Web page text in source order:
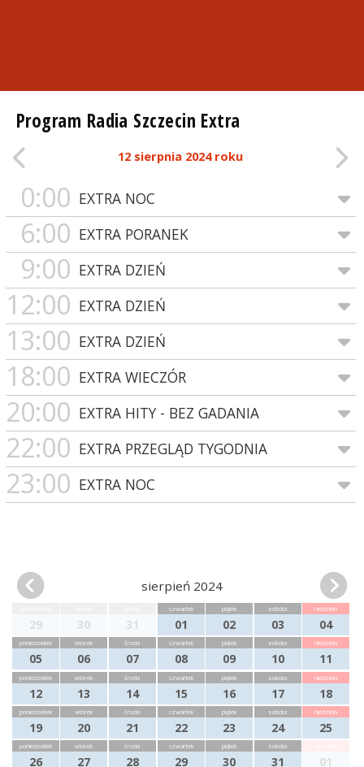
Program Radia Szczecin Extra
12 sierpnia 2024 roku
0:00 EXTRA NOC
6:00 EXTRA PORANEK
9:00 EXTRA DZIEŃ
12:00 EXTRA DZIEŃ
13:00 EXTRA DZIEŃ
18:00 EXTRA WIECZÓR
20:00 EXTRA HITY - BEZ GADANIA
22:00 EXTRA PRZEGLĄD TYGODNIA
23:00 EXTRA NOC
sierpień 2024
29 30 31
czwartek
01
piątek
02
sobota
03
niedziela
04
poniedziałek
05
wtorek
06
środa
07
czwartek
08
piątek
09
sobota
10
niedziela
11
poniedziałek
12
wtorek
13
środa
14
czwartek
15
piątek
16
sobota
17
niedziela
18
poniedziałek
19
wtorek
20
środa
21
czwartek
22
piątek
23
sobota
24
niedziela
25
poniedziałek
26
wtorek
27
środa
28
czwartek
29
piątek
30
sobota
31 01